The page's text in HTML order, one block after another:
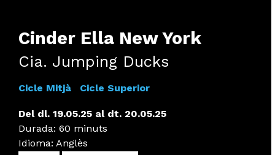
Cinder Ella New York
Cia. Jumping Ducks
Cicle Mitjà Cicle Superior
Del dl. 19.05.25 al dt. 20.05.25
Durada: 60 minuts
Idioma: Anglès